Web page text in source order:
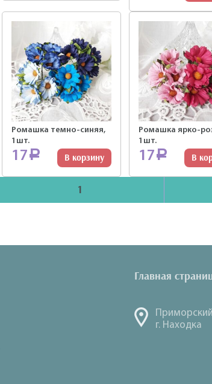
Ромашка темно-синяя,
1шт.
17 Р В корзину
Ромашка ярко-
1шт.
17 Р В
1
Главная
г. Находка